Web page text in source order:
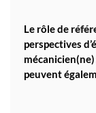
Le rôle de r
perspectives
peuvent